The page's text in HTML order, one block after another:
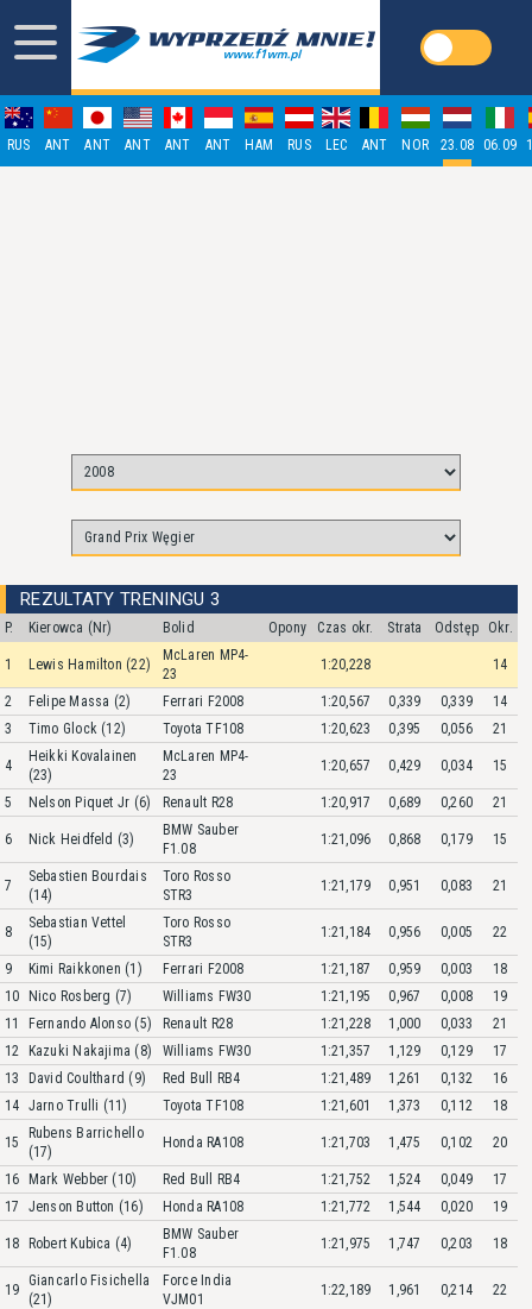
RUS ANT ANT ANT ANT ANT HAM RUS LEC ANT NOR 23.08 06.09
REZULTATY TRENINGU 3
P. Kierowca (Nr) Bolid Opony Czas okr. Strata Odstęp Okr.
1 Lewis Hamilton (22)
McLaren MP4-
23
1:20,228 14
2 Felipe Massa (2) Ferrari F2008 1:20,567 0,339 0,339
14
3
Timo Glock (12) Toyota TF108 1:20,623 0,395 0,056 21
4
Heikki Kovalainen
(23)
McLaren MP4-
23
1:20,657 0,429 0,034 15
5 Nelson Piquet Jr (6) Renault R28 1:20,917 0,689 0,260 21
6 Nick Heidfeld (3)
BMW Sauber
F1.08
1:21,096 0,868 0,179 15
7
Sebastien Bourdais
(14)
Toro Rosso
STR3
1:21,179 0,951 0,083 21
8
Sebastian Vettel
(15)
Toro Rosso
STR3
1:21,184 0,956 0,005 22
9 Kimi Raikkonen (1) Ferrari F2008 1:21,187 0,959 0,003
18
10
Nico Rosberg (7) Williams FW30 1:21,195 0,967 0,008
19
11
Fernando Alonso (5) Renault R28 1:21,228 1,000 0,033
21
12
Kazuki Nakajima (8) Williams FW30 1:21,357 1,129 0,129
17
13
David Coulthard (9) Red Bull RB4 1:21,489 1,261 0,132
16
14 Jarno Trulli (11) Toyota TF108 1:21,601 1,373 0,112 18
15
Rubens Barrichello
(17)
Honda RA108 1:21,703 1,475 0,102 20
16 Mark Webber (10) Red Bull RB4 1:21,752 1,524 0,049
17
17
Jenson Button (16) Honda RA108 1:21,772 1,544 0,020 19
18 Robert Kubica (4)
BMW Sauber
F1.08
1:21,975 1,747 0,203 18
19
Giancarlo Fisichella
(21)
Force India
VJM01
1:22,189 1,961 0,214 22